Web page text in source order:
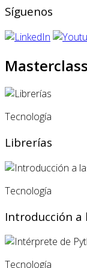
Síguenos
Tecnología
Librerías
Tecnología
Introducción a
Tecnología